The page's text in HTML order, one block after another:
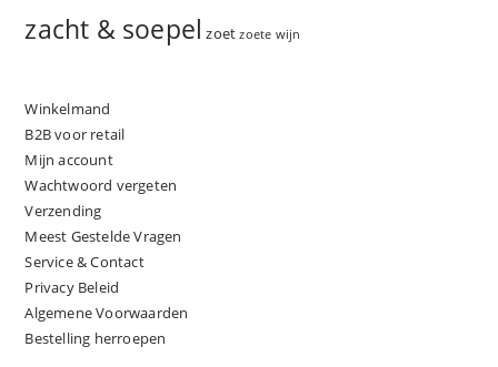
zacht & soepel zoet zoete wijn
Winkelmand
B2B voor retail
Mijn account
Wachtwoord vergeten
Verzending
Meest Gestelde Vragen
Service & Contact
Privacy Beleid
Algemene Voorwaarden
Bestelling herroepen